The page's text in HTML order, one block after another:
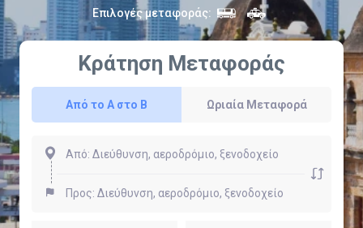
Επιλογές μεταφοράς:
Κράτηση Μεταφοράς
Από το Α στο Β Ωριαία Μεταφορά